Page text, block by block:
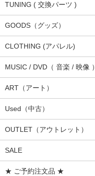
TUNING ( 交換パーツ )
GOODS（グッズ）
CLOTHING (アパレル)
MUSIC / DVD（ 音楽 / 映像 ）
ART（アート）
Used（中古）
OUTLET（アウトレット）
SALE
★ ご予約注文品 ★